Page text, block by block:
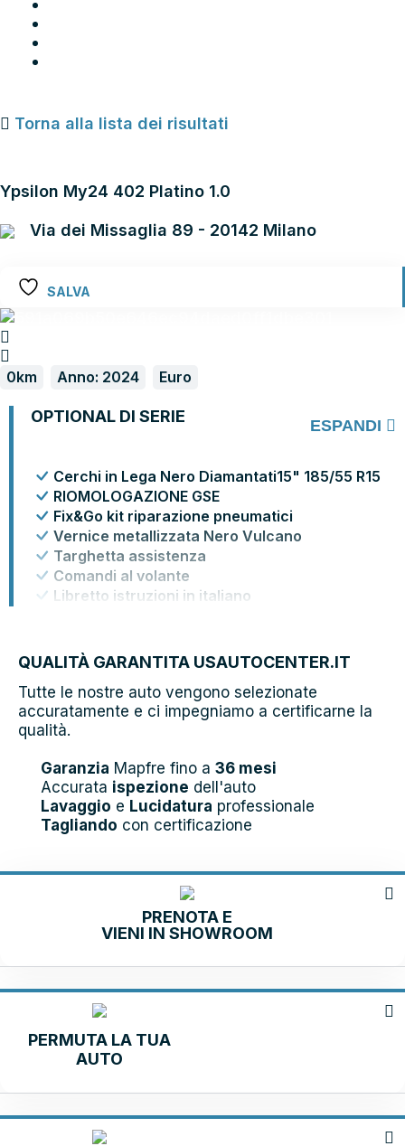
Torna alla lista dei risultati
Ypsilon My24 402 Platino 1.0
Via dei Missaglia 89 - 20142 Milano
SALVA
0km Anno: 2024 Euro
OPTIONAL DI SERIE ESPANDI
Cerchi in Lega Nero Diamantati15" 185/55 R15
RIOMOLOGAZIONE GSE
Fix&Go kit riparazione pneumatici
Vernice metallizzata Nero Vulcano
Targhetta assistenza
Comandi al volante
Libretto istruzioni in italiano
QUALITÀ GARANTITA USAUTOCENTER.IT
Tutte le nostre auto vengono selezionate
accuratamente e ci impegniamo a certificarne la
qualità.
Garanzia Mapfre fino a 36 mesi
Accurata ispezione dell'auto
Lavaggio e Lucidatura professionale
Tagliando con certificazione
PRENOTA E
VIENI IN SHOWROOM
PERMUTA LA TUA
AUTO